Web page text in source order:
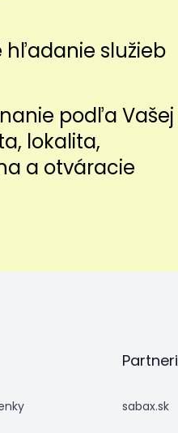
služieb
podľa Vašej
lokalita,
a otváracie
Partneri
sabax.sk